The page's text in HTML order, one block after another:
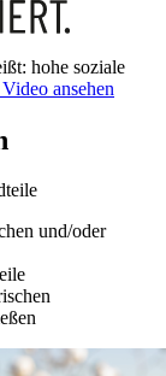
hohe soziale
ansehen
und/oder